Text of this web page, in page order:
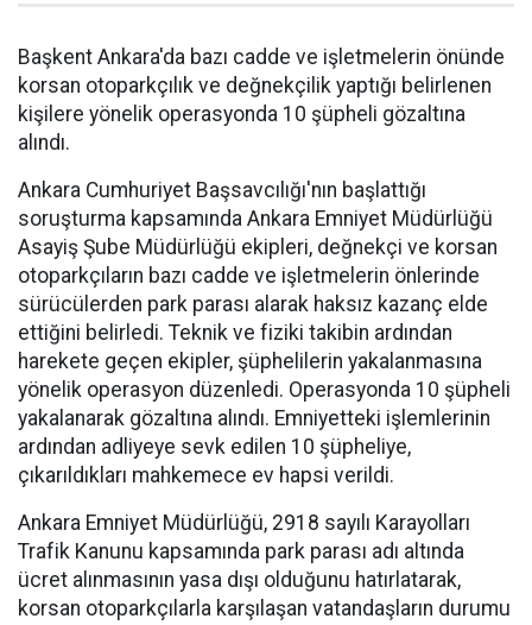
Başkent Ankara'da bazı cadde ve işletmelerin önünde
korsan otoparkçılık ve değnekçilik yaptığı belirlenen
kişilere yönelik operasyonda 10 şüpheli gözaltına
alındı.
Ankara Cumhuriyet Başsavcılığı'nın başlattığı
soruşturma kapsamında Ankara Emniyet Müdürlüğü
Asayiş Şube Müdürlüğü ekipleri, değnekçi ve korsan
otoparkçıların bazı cadde ve işletmelerin önlerinde
sürücülerden park parası alarak haksız kazanç elde
ettiğini belirledi. Teknik ve fiziki takibin ardından
harekete geçen ekipler, şüphelilerin yakalanmasına
yönelik operasyon düzenledi. Operasyonda 10 şüpheli
yakalanarak gözaltına alındı. Emniyetteki işlemlerinin
ardından adliyeye sevk edilen 10 şüpheliye,
çıkarıldıkları mahkemece ev hapsi verildi.
Ankara Emniyet Müdürlüğü, 2918 sayılı Karayolları
Trafik Kanunu kapsamında park parası adı altında
ücret alınmasının yasa dışı olduğunu hatırlatarak,
korsan otoparkçılarla karşılaşan vatandaşların durumu